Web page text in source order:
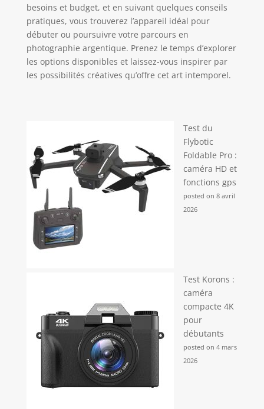
besoins et budget, et en suivant quelques conseils
pratiques, vous trouverez l’appareil idéal pour
débuter ou poursuivre votre parcours en
photographie argentique. Prenez le temps d’explorer
les options disponibles et laissez-vous inspirer par
les possibilités créatives qu’offre cet art intemporel.
Test du
Flybotic
Foldable Pro :
caméra HD et
fonctions gps
posted on 8 avril
2026
Test Korons :
caméra
compacte 4K
pour
débutants
posted on 4 mars
2026